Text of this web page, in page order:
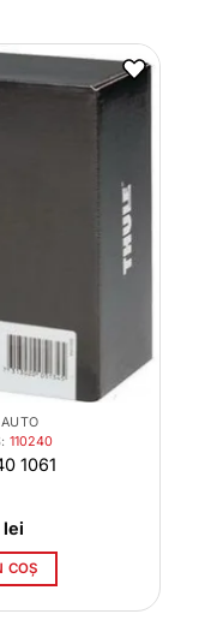
110240
1061
lei
COȘ